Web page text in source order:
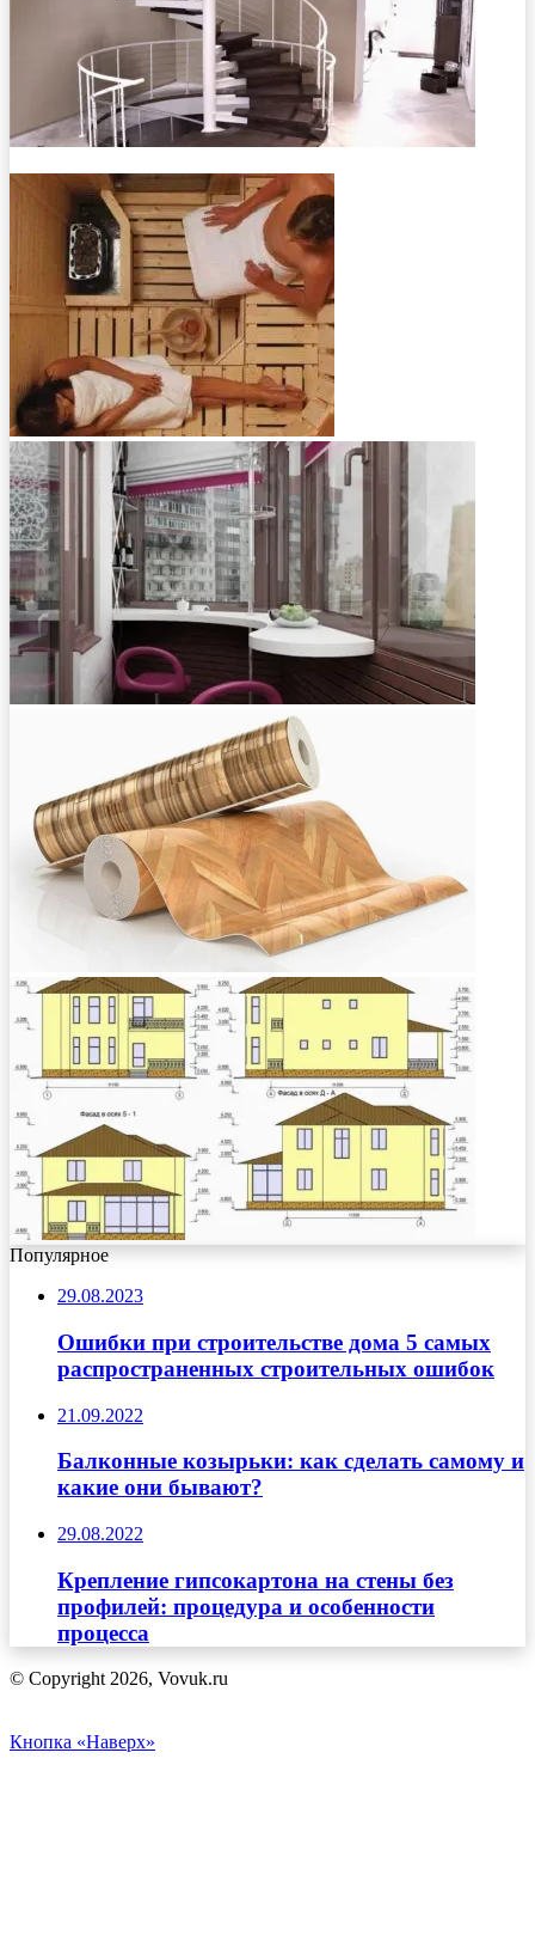
Популярное
29.08.2023
Ошибки при строительстве дома 5 самых
распространенных строительных ошибок
21.09.2022
Балконные козырьки: как сделать самому и
какие они бывают?
29.08.2022
Крепление гипсокартона на стены без
профилей: процедура и особенности
процесса
© Copyright 2026, Vovuk.ru
Кнопка «Наверх»